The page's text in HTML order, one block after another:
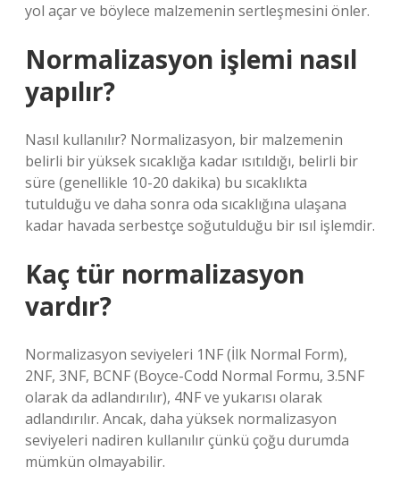
yol açar ve böylece malzemenin sertleşmesini önler.
Normalizasyon işlemi nasıl
yapılır?
Nasıl kullanılır? Normalizasyon, bir malzemenin
belirli bir yüksek sıcaklığa kadar ısıtıldığı, belirli bir
süre (genellikle 10-20 dakika) bu sıcaklıkta
tutulduğu ve daha sonra oda sıcaklığına ulaşana
kadar havada serbestçe soğutulduğu bir ısıl işlemdir.
Kaç tür normalizasyon
vardır?
Normalizasyon seviyeleri 1NF (İlk Normal Form),
2NF, 3NF, BCNF (Boyce-Codd Normal Formu, 3.5NF
olarak da adlandırılır), 4NF ve yukarısı olarak
adlandırılır. Ancak, daha yüksek normalizasyon
seviyeleri nadiren kullanılır çünkü çoğu durumda
mümkün olmayabilir.